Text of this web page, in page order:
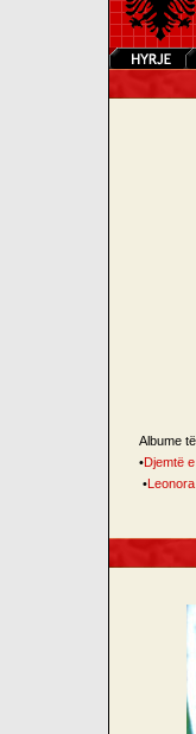
Albume
•Djemtë
•